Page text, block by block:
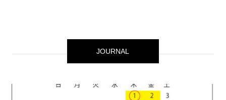
JOURNAL